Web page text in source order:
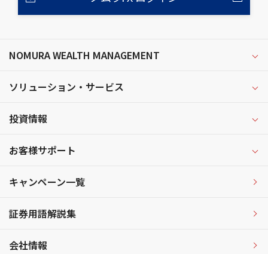
NOMURA WEALTH MANAGEMENT
ソリューション・サービス
投資情報
お客様サポート
キャンペーン一覧
証券用語解説集
会社情報